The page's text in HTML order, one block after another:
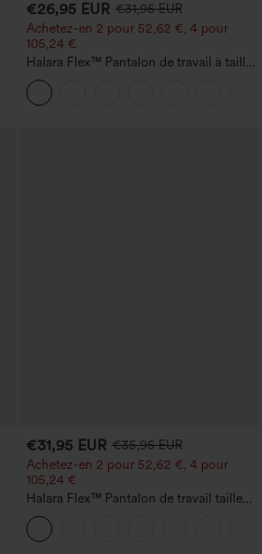
€26,95 EUR €31,95 EUR
Achetez-en 2 pour 52,62 €, 4 pour
105,24 €
Halara Flex™ Pantalon de travail à taille
haute, jambe large, avec poches, en
maille gaufrée
€31,95 EUR €35,95 EUR
Achetez-en 2 pour 52,62 €, 4 pour
105,24 €
Halara Flex™ Pantalon de travail taille
haute sculptant la silhouette, gainant la
taille, avec poches, jambe large en
micro-gaufre